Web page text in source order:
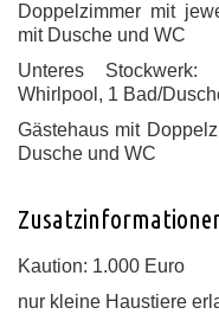
Doppelzimmer mit
mit Dusche und WC
Unteres Stockwerk:
Whirlpool, 1 Bad/
Gästehaus mit
Dusche und WC
Kaution: 1.000 Euro
nur kleine Haustiere